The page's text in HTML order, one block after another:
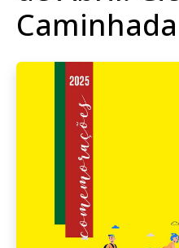
Caminhada